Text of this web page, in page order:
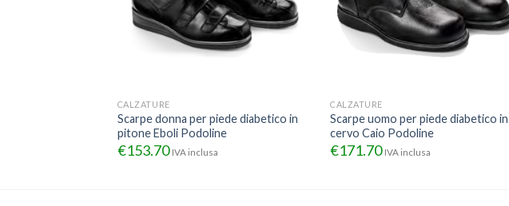
CALZATURE
Scarpe donna per piede diabetico in
pitone Eboli Podoline
€153.70 IVA inclusa
CALZATURE
Scarpe uomo per piede diabetico in
cervo Caio Podoline
€171.70 IVA inclusa